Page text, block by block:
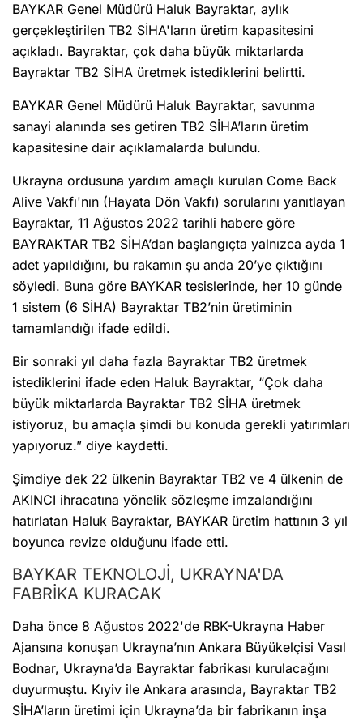
BAYKAR Genel Müdürü Haluk Bayraktar, aylık
gerçekleştirilen TB2 SİHA'ların üretim kapasitesini
açıkladı. Bayraktar, çok daha büyük miktarlarda
Bayraktar TB2 SİHA üretmek istediklerini belirtti.
BAYKAR Genel Müdürü Haluk Bayraktar, savunma
sanayi alanında ses getiren TB2 SİHA’ların üretim
kapasitesine dair açıklamalarda bulundu.
Ukrayna ordusuna yardım amaçlı kurulan Come Back
Alive Vakfı'nın (Hayata Dön Vakfı) sorularını yanıtlayan
Bayraktar, 11 Ağustos 2022 tarihli habere göre
BAYRAKTAR TB2 SİHA’dan başlangıçta yalnızca ayda 1
adet yapıldığını, bu rakamın şu anda 20’ye çıktığını
söyledi. Buna göre BAYKAR tesislerinde, her 10 günde
1 sistem (6 SİHA) Bayraktar TB2’nin üretiminin
tamamlandığı ifade edildi.
Bir sonraki yıl daha fazla Bayraktar TB2 üretmek
istediklerini ifade eden Haluk Bayraktar, “Çok daha
büyük miktarlarda Bayraktar TB2 SİHA üretmek
istiyoruz, bu amaçla şimdi bu konuda gerekli yatırımları
yapıyoruz.” diye kaydetti.
Şimdiye dek 22 ülkenin Bayraktar TB2 ve 4 ülkenin de
AKINCI ihracatına yönelik sözleşme imzalandığını
hatırlatan Haluk Bayraktar, BAYKAR üretim hattının 3 yıl
boyunca revize olduğunu ifade etti.
BAYKAR TEKNOLOJİ, UKRAYNA'DA
FABRİKA KURACAK
Daha önce 8 Ağustos 2022'de RBK-Ukrayna Haber
Ajansına konuşan Ukrayna’nın Ankara Büyükelçisi Vasıl
Bodnar, Ukrayna’da Bayraktar fabrikası kurulacağını
duyurmuştu. Kıyiv ile Ankara arasında, Bayraktar TB2
SİHA’ların üretimi için Ukrayna’da bir fabrikanın inşa